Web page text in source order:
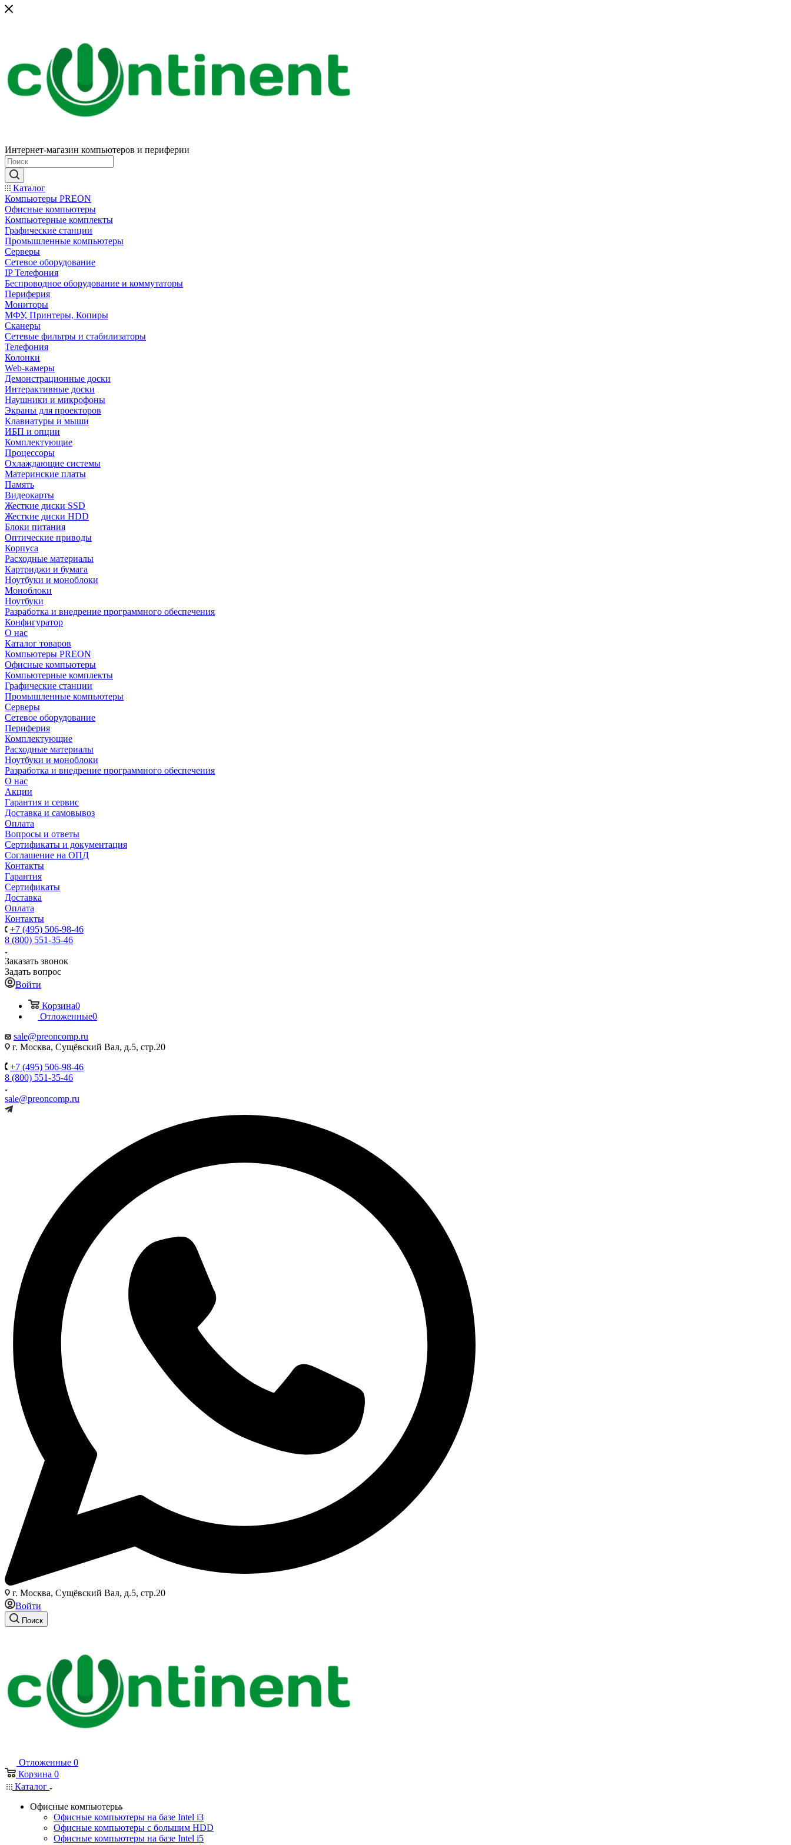
Интернет-магазин компьютеров и периферии
Каталог
Компьютеры PREON
Офисные компьютеры
Компьютерные комплекты
Графические станции
Промышленные компьютеры
Серверы
Сетевое оборудование
IP Телефония
Беспроводное оборудование и коммутаторы
Периферия
Мониторы
МФУ, Принтеры, Копиры
Сканеры
Сетевые фильтры и стабилизаторы
Телефония
Колонки
Web-камеры
Демонстрационные доски
Интерактивные доски
Наушники и микрофоны
Экраны для проекторов
Клавиатуры и мыши
ИБП и опции
Комплектующие
Процессоры
Охлаждающие системы
Материнские платы
Память
Видеокарты
Жесткие диски SSD
Жесткие диски HDD
Блоки питания
Оптические приводы
Корпуса
Расходные материалы
Картриджи и бумага
Ноутбуки и моноблоки
Моноблоки
Ноутбуки
Разработка и внедрение программного обеспечения
Конфигуратор
О нас
Каталог товаров
Компьютеры PREON
Офисные компьютеры
Компьютерные комплекты
Графические станции
Промышленные компьютеры
Серверы
Сетевое оборудование
Периферия
Комплектующие
Расходные материалы
Ноутбуки и моноблоки
Разработка и внедрение программного обеспечения
О нас
Акции
Гарантия и сервис
Доставка и самовывоз
Оплата
Вопросы и ответы
Сертификаты и документация
Соглашение на ОПД
Контакты
Гарантия
Сертификаты
Доставка
Оплата
Контакты
+7 (495) 506-98-46
8 (800) 551-35-46
Заказать звонок
Задать вопрос
Войти
Корзина0
Отложенные0
sale@preoncomp.ru
г. Москва, Сущёвский Вал, д.5, стр.20
+7 (495) 506-98-46
8 (800) 551-35-46
sale@preoncomp.ru
г. Москва, Сущёвский Вал, д.5, стр.20
Войти
Поиск
Отложенные 0
Корзина 0
Каталог
Офисные компьютеры
Офисные компьютеры на базе Intel i3
Офисные компьютеры с большим HDD
Офисные компьютеры на базе Intel i5